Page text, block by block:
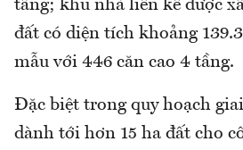
tầng; khu nhà liền kề được
đất có diện tích khoảng
mẫu với 446 căn cao 4 tầng.
Đặc biệt trong quy hoạch
dành tới hơn 15 ha đất cho